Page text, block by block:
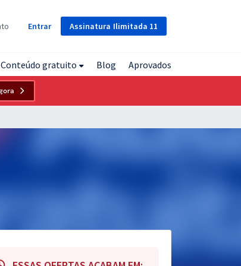
Assinatura Ilimitada 11
Entrar
Conteúdo gratuito Blog Aprovados